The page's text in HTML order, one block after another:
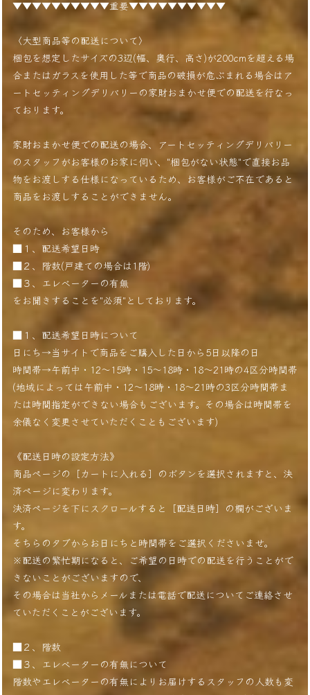
▼▼▼▼▼▼▼▼▼▼重要▼▼▼▼▼▼▼▼▼▼
〈大型商品等の配送について〉
梱包を想定したサイズの3辺(幅、奥行、高さ)が200cmを超える場
合またはガラスを使用した等で商品の破損が危ぶまれる場合はア
ートセッティングデリバリーの家財おまかせ便での配送を行なっ
ております。
家財おまかせ便での配送の場合、アートセッティングデリバリー
のスタッフがお客様のお家に伺い、"梱包がない状態"で直接お品
物をお渡しする仕様になっているため、お客様がご不在であると
商品をお渡しすることができません。
そのため、お客様から
■１、配送希望日時
■２、階数(戸建ての場合は1階)
■３、エレベーターの有無
をお聞きすることを"必須"としております。
■１、配送希望日時について
日にち→当サイトで商品をご購入した日から5日以降の日
時間帯→午前中・12〜15時・15〜18時・18〜21時の4区分時間帯
(地域によっては午前中・12〜18時・18〜21時の3区分時間帯ま
たは時間指定ができない場合もございます。その場合は時間帯を
余儀なく変更させていただくこともございます)
《配送日時の設定方法》
商品ページの［カートに入れる］のボタンを選択されますと、決
済ページに変わります。
決済ページを下にスクロールすると［配送日時］の欄がございま
す。
そちらのタブからお日にちと時間帯をご選択くださいませ。
※配送の繁忙期になると、ご希望の日時での配送を行うことがで
きないことがございますので、
その場合は当社からメールまたは電話で配送についてご連絡させ
ていただくことがございます。
■２、階数
■３、エレベーターの有無について
階数やエレベーターの有無によりお届けするスタッフの人数も変